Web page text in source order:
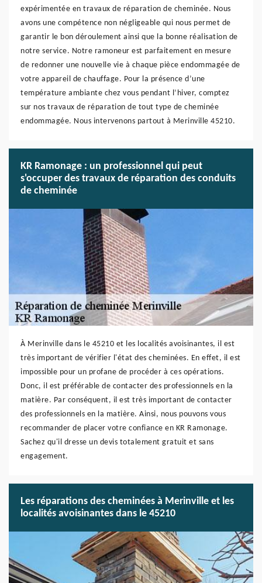
expérimentée en travaux de réparation de cheminée. Nous
avons une compétence non négligeable qui nous permet de
garantir le bon déroulement ainsi que la bonne réalisation de
notre service. Notre ramoneur est parfaitement en mesure
de redonner une nouvelle vie à chaque pièce endommagée de
votre appareil de chauffage. Pour la présence d’une
température ambiante chez vous pendant l’hiver, comptez
sur nos travaux de réparation de tout type de cheminée
endommagée. Nous intervenons partout à Merinville 45210.
KR Ramonage : un professionnel qui peut
s'occuper des travaux de réparation des conduits
de cheminée
À Merinville dans le 45210 et les localités avoisinantes, il est
très important de vérifier l'état des cheminées. En effet, il est
impossible pour un profane de procéder à ces opérations.
Donc, il est préférable de contacter des professionnels en la
matière. Par conséquent, il est très important de contacter
des professionnels en la matière. Ainsi, nous pouvons vous
recommander de placer votre confiance en KR Ramonage.
Sachez qu'il dresse un devis totalement gratuit et sans
engagement.
Les réparations des cheminées à Merinville et les
localités avoisinantes dans le 45210